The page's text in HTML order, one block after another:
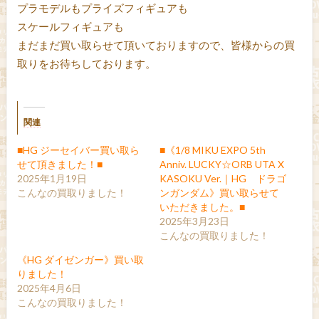
プラモデルもプライズフィギュアも
スケールフィギュアも
まだまだ買い取らせて頂いておりますので、皆様からの買
取りをお待ちしております。
関連
■HG ジーセイバー買い取ら
せて頂きました！■
2025年1月19日
こんなの買取りました！
■《1/8 MIKU EXPO 5th
Anniv. LUCKY☆ORB UTA X
KASOKU Ver.｜HG ドラゴ
ンガンダム》買い取らせて
いただきました。■
2025年3月23日
こんなの買取りました！
《HG ダイゼンガー》買い取
りました！
2025年4月6日
こんなの買取りました！